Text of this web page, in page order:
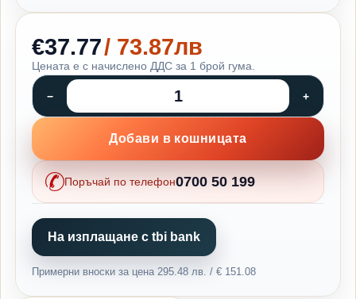
€37.77/ 73.87лв
Цената е с начислено ДДС за 1 брой гума.
Добави в кошницата
Поръчай по телефон0700 50 199
На изплащане с tbi bank
Примерни вноски за цена 295.48 лв. / € 151.08